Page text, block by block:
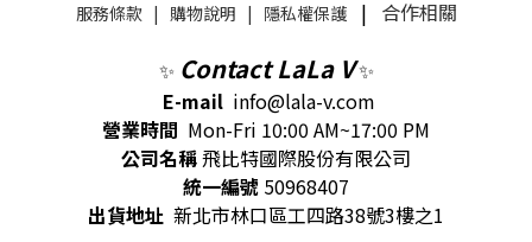
服務條款| 購物說明 | 隱私權保護| 合作相關
✨ Contact LaLa V✨
E-mail info@lala-v.com
營業時間 Mon-Fri 10:00 AM~17:00 PM
公司名稱飛比特國際股份有限公司
統一編號 50968407
出貨地址 新北市林口區工四路38號3樓之1